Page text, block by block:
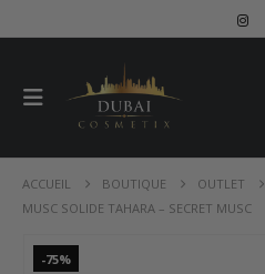
ACCUEIL BOUTIQUE
OUTLET
MUSC SOLIDE TAHARA – SECRET MUSC
-75%